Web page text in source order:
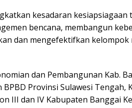
kesadaran kesiapsiagaan
bencana, membangun
dan mengefektifkan kelompok
dan Pembangunan Kab.
Provinsi Sulawesi Tengah,
III dan IV Kabupaten Banggai